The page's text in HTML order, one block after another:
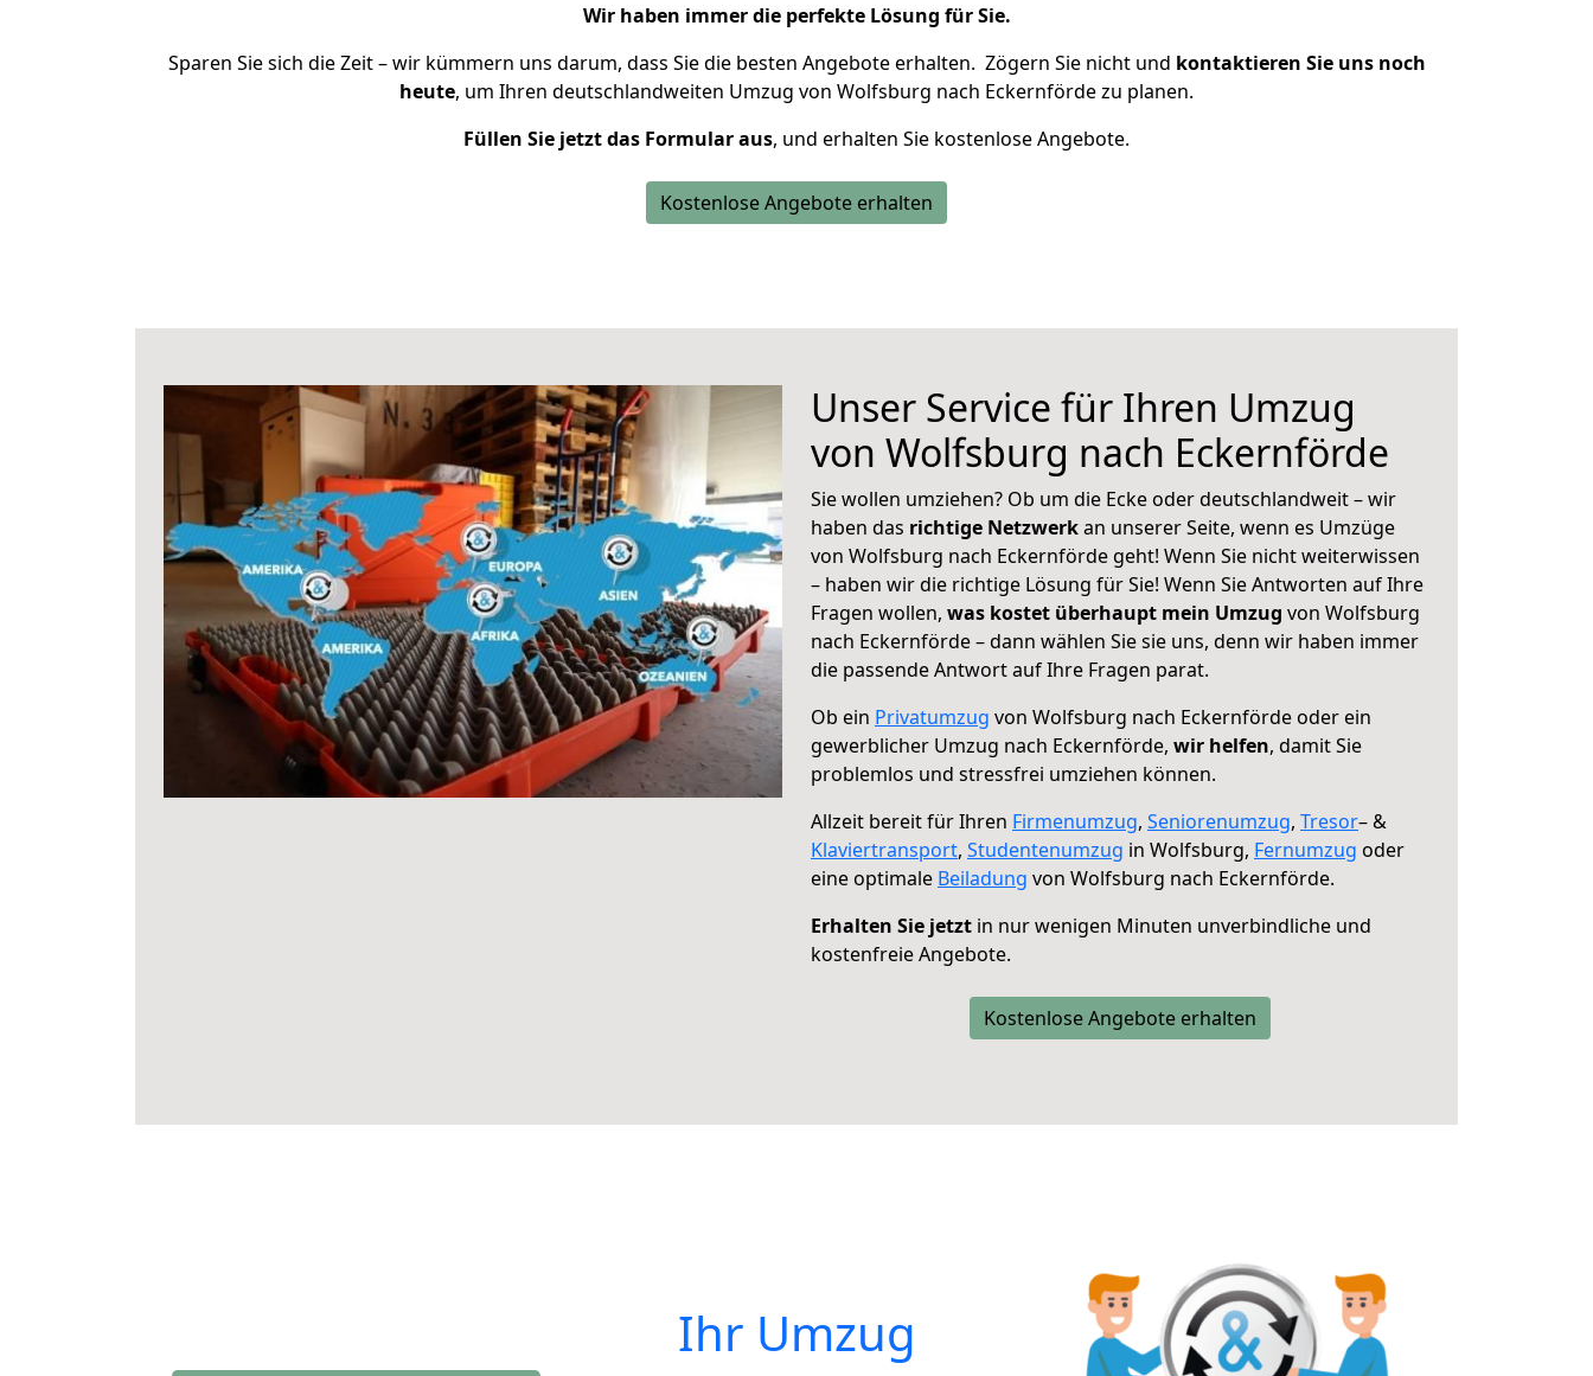
Wir haben immer die perfekte Lösung für Sie.
Sparen Sie sich die Zeit – wir kümmern uns darum, dass Sie die besten Angebote erhalten. Zögern Sie nicht und kontaktieren Sie uns noch
heute, um Ihren deutschlandweiten Umzug von Wolfsburg nach Eckernförde zu planen.
Füllen Sie jetzt das Formular aus, und erhalten Sie kostenlose Angebote.
Kostenlose Angebote erhalten
Unser Service für Ihren Umzug
von Wolfsburg nach Eckernförde
Sie wollen umziehen? Ob um die Ecke oder deutschlandweit – wir
haben das richtige Netzwerkan unserer Seite, wenn es Umzüge
von Wolfsburg nach Eckernförde geht! Wenn Sie nicht weiterwissen
– haben wir die richtige Lösung für Sie! Wenn Sie Antworten auf Ihre
Fragen wollen, was kostet überhaupt mein Umzug von Wolfsburg
nach Eckernförde – dann wählen Sie sie uns, denn wir haben immer
die passende Antwort auf Ihre Fragen parat.
Ob ein Privatumzug von Wolfsburg nach Eckernförde oder ein
gewerblicher Umzug nach Eckernförde, wir helfen, damit Sie
problemlos und stressfrei umziehen können.
Allzeit bereit für Ihren Firmenumzug, Seniorenumzug, Tresor– &
Klaviertransport, Studentenumzug in Wolfsburg, Fernumzug oder
eine optimale Beiladung von Wolfsburg nach Eckernförde.
Erhalten Sie jetzt in nur wenigen Minuten unverbindliche und
kostenfreie Angebote.
Kostenlose Angebote erhalten
Ihr Umzug